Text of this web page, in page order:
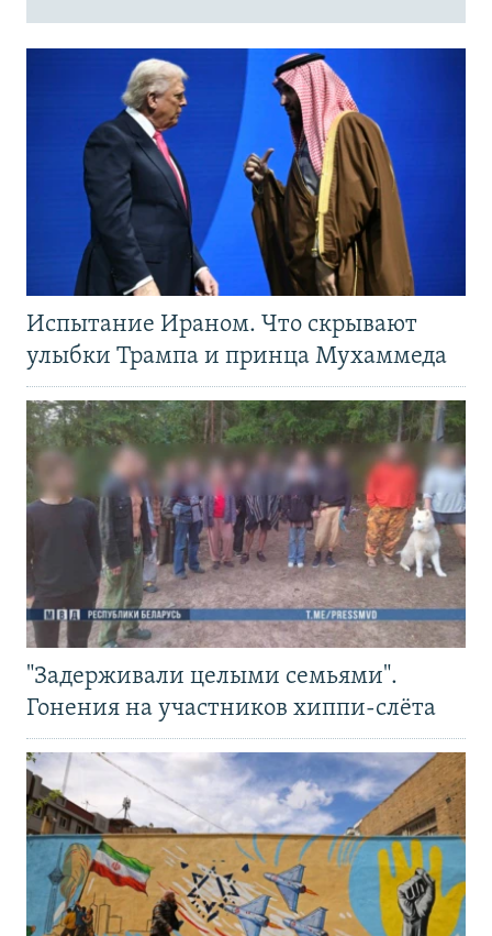
Испытание Ираном. Что скрывают
улыбки Трампа и принца Мухаммеда
"Задерживали целыми семьями".
Гонения на участников хиппи-слёта